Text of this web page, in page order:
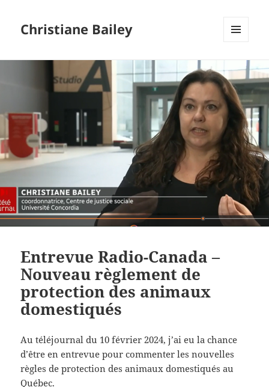
Christiane Bailey
WIDGETS
Entrevue Radio-Canada –
Nouveau règlement de
protection des animaux
domestiqués
Au téléjournal du 10 février 2024, j’ai eu la chance
d’être en entrevue pour commenter les nouvelles
règles de protection des animaux domestiqués au
Québec.